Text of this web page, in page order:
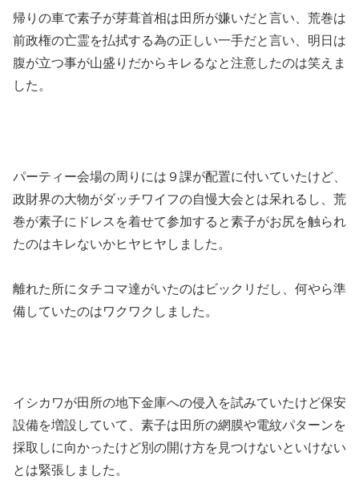
帰りの車で素子が芽葺首相は田所が嫌いだと言い、荒巻は
前政権の亡霊を払拭する為の正しい一手だと言い、明日は
腹が立つ事が山盛りだからキレるなと注意したのは笑えま
した。
パーティー会場の周りには９課が配置に付いていたけど、
政財界の大物がダッチワイフの自慢大会とは呆れるし、荒
巻が素子にドレスを着せて参加すると素子がお尻を触られ
たのはキレないかヒヤヒヤしました。
離れた所にタチコマ達がいたのはビックリだし、何やら準
備していたのはワクワクしました。
イシカワが田所の地下金庫への侵入を試みていたけど保安
設備を増設していて、素子は田所の網膜や電紋パターンを
採取しに向かったけど別の開け方を見つけないといけない
とは緊張しました。